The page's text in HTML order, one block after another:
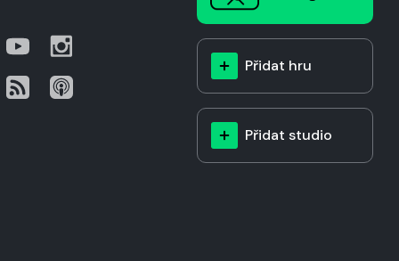
Přidat hru
Přidat studio